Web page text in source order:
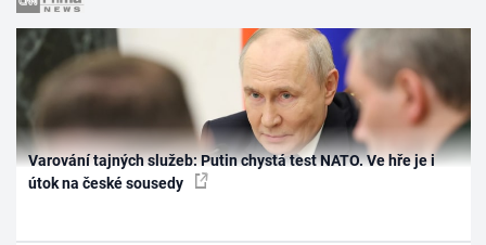
Varování tajných služeb: Putin chystá test NATO. Ve hře je i
útok na české sousedy